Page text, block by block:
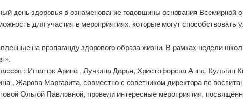
день здоровья в ознаменование годовщины основания Всемирной
для участия в мероприятиях, которые могут способствовать
на пропаганду здорового образа жизни. В рамках недели
: Игнатюк Арина , Лучкина Дарья, Христофорова Анна, Кульгин
, Жарова Маргарита, совместно с советником директора по
Ольгой Павловной, провели интересные мероприятия,